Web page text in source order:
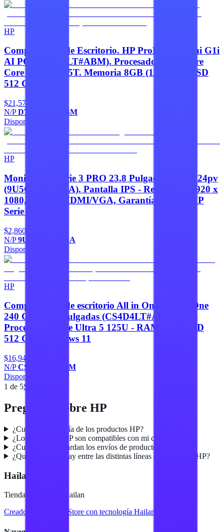
HP
Computadora de Escritorio. HP ProDesk 4 Mini G1i
AI PC (D71XNLT#ABM). Procesador Intel Core
Core Ultra 5 235T. Memoria 8GB (1X8GB) - SSD
512 GB M.2
$21,570
N/PD71XNLT#ABM
Disponible
HP
Monitor HP Serie 3 PRO 23.8 Pulgadas FHD 324pv
(9U5C1AA#ABA). Pantalla IPS - Resolución 1920 x
1080, Puertos HDMI/VGA, Garantía: 3 años HP
Serie 3
$2,860
N/P9U5C1AA#ABA
Disponible
HP
Computadora de escritorio All in One HP ProOne
240 G10 23.8 Pulgadas (CS4D4LT#ABM).
Procesador Core Ultra 5 125U - RAM 8GB, SSD
512 GB, Windows 11
$16,940
N/PCS4D4LT#ABM
Disponible
1 de 5Siguiente
Preguntas sobre HP
¿Cuál es la garantía de los productos HP?
¿Los productos HP son compatibles con mi computadora?
¿Cuánto tiempo tardan los envíos de productos HP?
¿Qué diferencia hay entre las distintas líneas de productos HP?
Hailan Store
Tienda en línea de Hailan
Creado para
Hailan Store con tecnología Hailan ERP